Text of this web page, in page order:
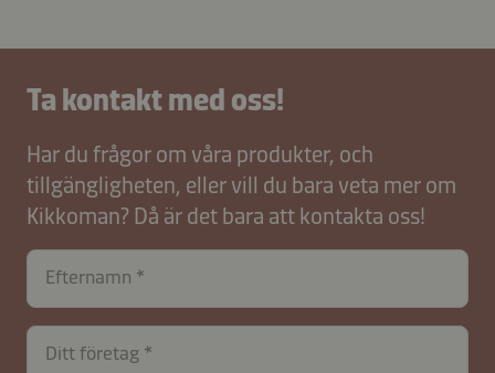
Ta kontakt med oss!
Har du frågor om våra produkter, och
tillgängligheten, eller vill du bara veta mer om
Kikkoman? Då är det bara att kontakta oss!
Efternamn
Ditt företag